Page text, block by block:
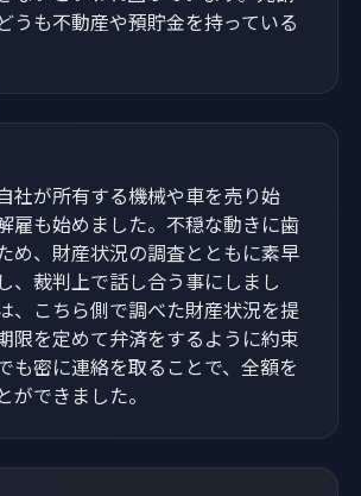
うも不動産や預貯金を持っている
社が所有する機械や車を売り始
雇も始めました。不穏な動きに歯
め、財産状況の調査とともに素早
、裁判上で話し合う事にしまし
、こちら側で調べた財産状況を提
限を定めて弁済をするように約束
も密に連絡を取ることで、全額を
ができました。